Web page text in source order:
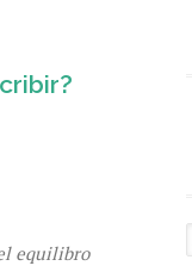
equilibro